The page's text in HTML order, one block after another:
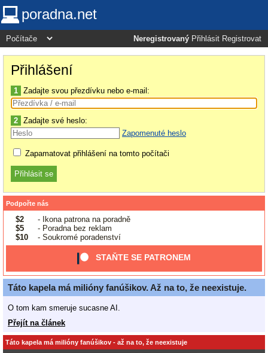
poradna.net
Neregistrovaný Přihlásit Registrovat
Přihlášení
1 Zadajte svou přezdívku nebo e-mail:
2 Zadajte své heslo:
Zapomenuté heslo
Zapamatovat přihlášení na tomto počítači
Podpořte nás
$2
- Ikona patrona na poradně
$5
- Poradna bez reklam
$10
- Soukromé poradenství
STAŇTE SE PATRONEM
Táto kapela má milióny fanúšikov. Až na to, že neexistuje.
O tom kam smeruje sucasne AI.
Přejít na článek
Táto kapela má milióny fanúšikov - až na to, že neexistuje